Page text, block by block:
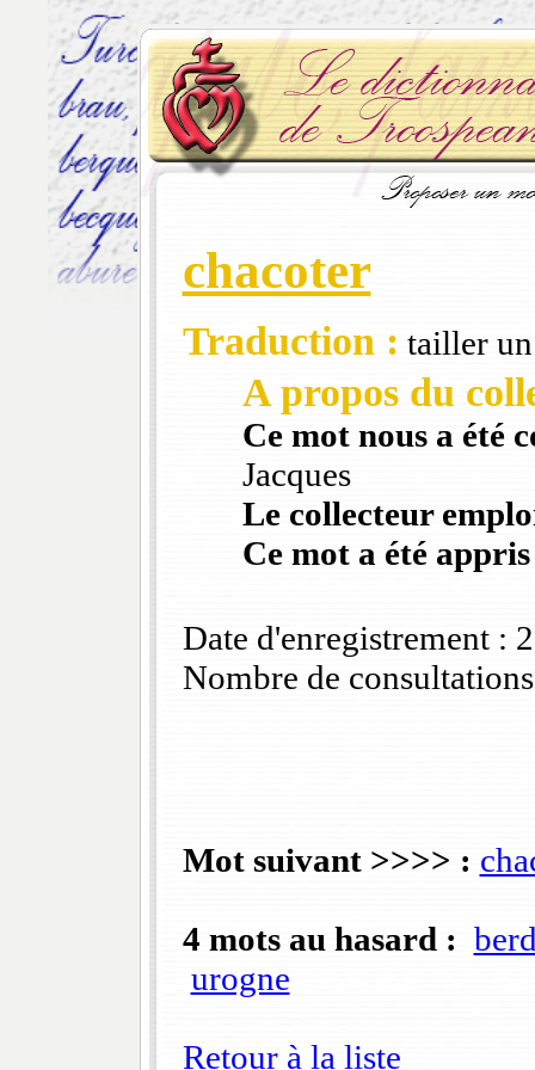
chacoter
Traduction : tailler
A propos du
Ce mot nous a été
Jacques
Le collecteur
Ce mot a été
Date d'enregistrement :
Nombre de
Mot suivant >>>> :
4 mots au hasard :
urogne
Retour à la liste